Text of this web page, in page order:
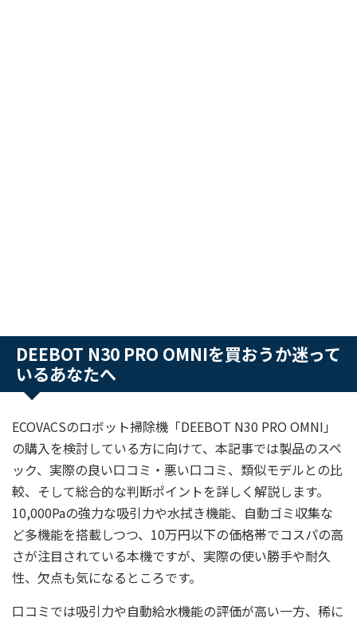
DEEBOT N30 PRO OMNIを買おうか迷って
いるあなたへ
ECOVACSのロボット掃除機「DEEBOT N30 PRO OMNI」
の購入を検討している方に向けて、本記事では製品のスペ
ック、実際の良い口コミ・悪い口コミ、類似モデルとの比
較、そして総合的な判断ポイントを詳しく解説します。
10,000Paの強力な吸引力や水拭き機能、自動ゴミ収集な
ど多機能を搭載しつつ、10万円以下の価格帯でコスパの高
さが注目されている本機ですが、実際の使い勝手や耐久
性、欠点も気になるところです。
口コミでは吸引力や自動給水機能の評価が高い一方、稀に